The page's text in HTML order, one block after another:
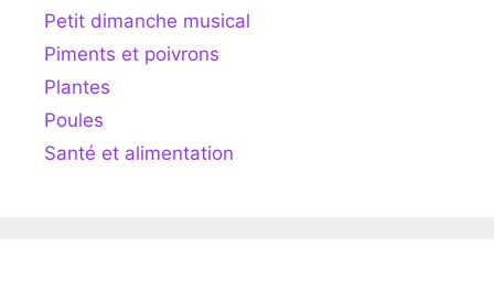
Petit dimanche musical
Piments et poivrons
Plantes
Poules
Santé et alimentation